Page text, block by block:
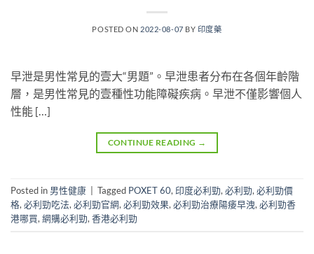
POSTED ON 2022-08-07 BY 印度藥
早泄是男性常見的壹大“男題”。早泄患者分布在各個年齡階
層，是男性常見的壹種性功能障礙疾病。早泄不僅影響個人
性能 […]
CONTINUE READING →
Posted in 男性健康 Tagged POXET 60, 印度必利勁, 必利勁, 必利勁價
格, 必利勁吃法, 必利勁官網, 必利勁效果, 必利勁治療陽痿早洩, 必利勁香
港哪買, 網購必利勁, 香港必利勁